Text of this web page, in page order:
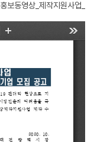
동영상_제작지원사업_